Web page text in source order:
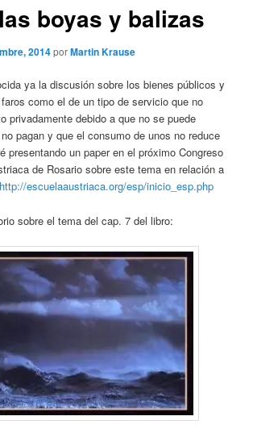
boyas y balizas
2014porMartin Krause
ya la discusión sobre los bienes públicos y
como el de un tipo de servicio que no
privadamente debido a que no se puede
pagan y que el consumo de unos no reduce
presentando un paper en el próximo Congreso
de Rosario sobre este tema en relación a
http://escuelaaustriaca.org/esp/inicio_esp.php
sobre el tema del cap. 7 del libro: